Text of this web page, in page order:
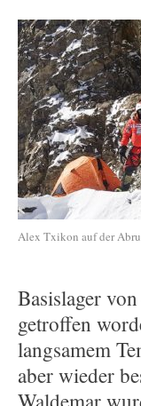
Alex Txikon auf der
Basislager
getroffen
langsamem
aber wieder